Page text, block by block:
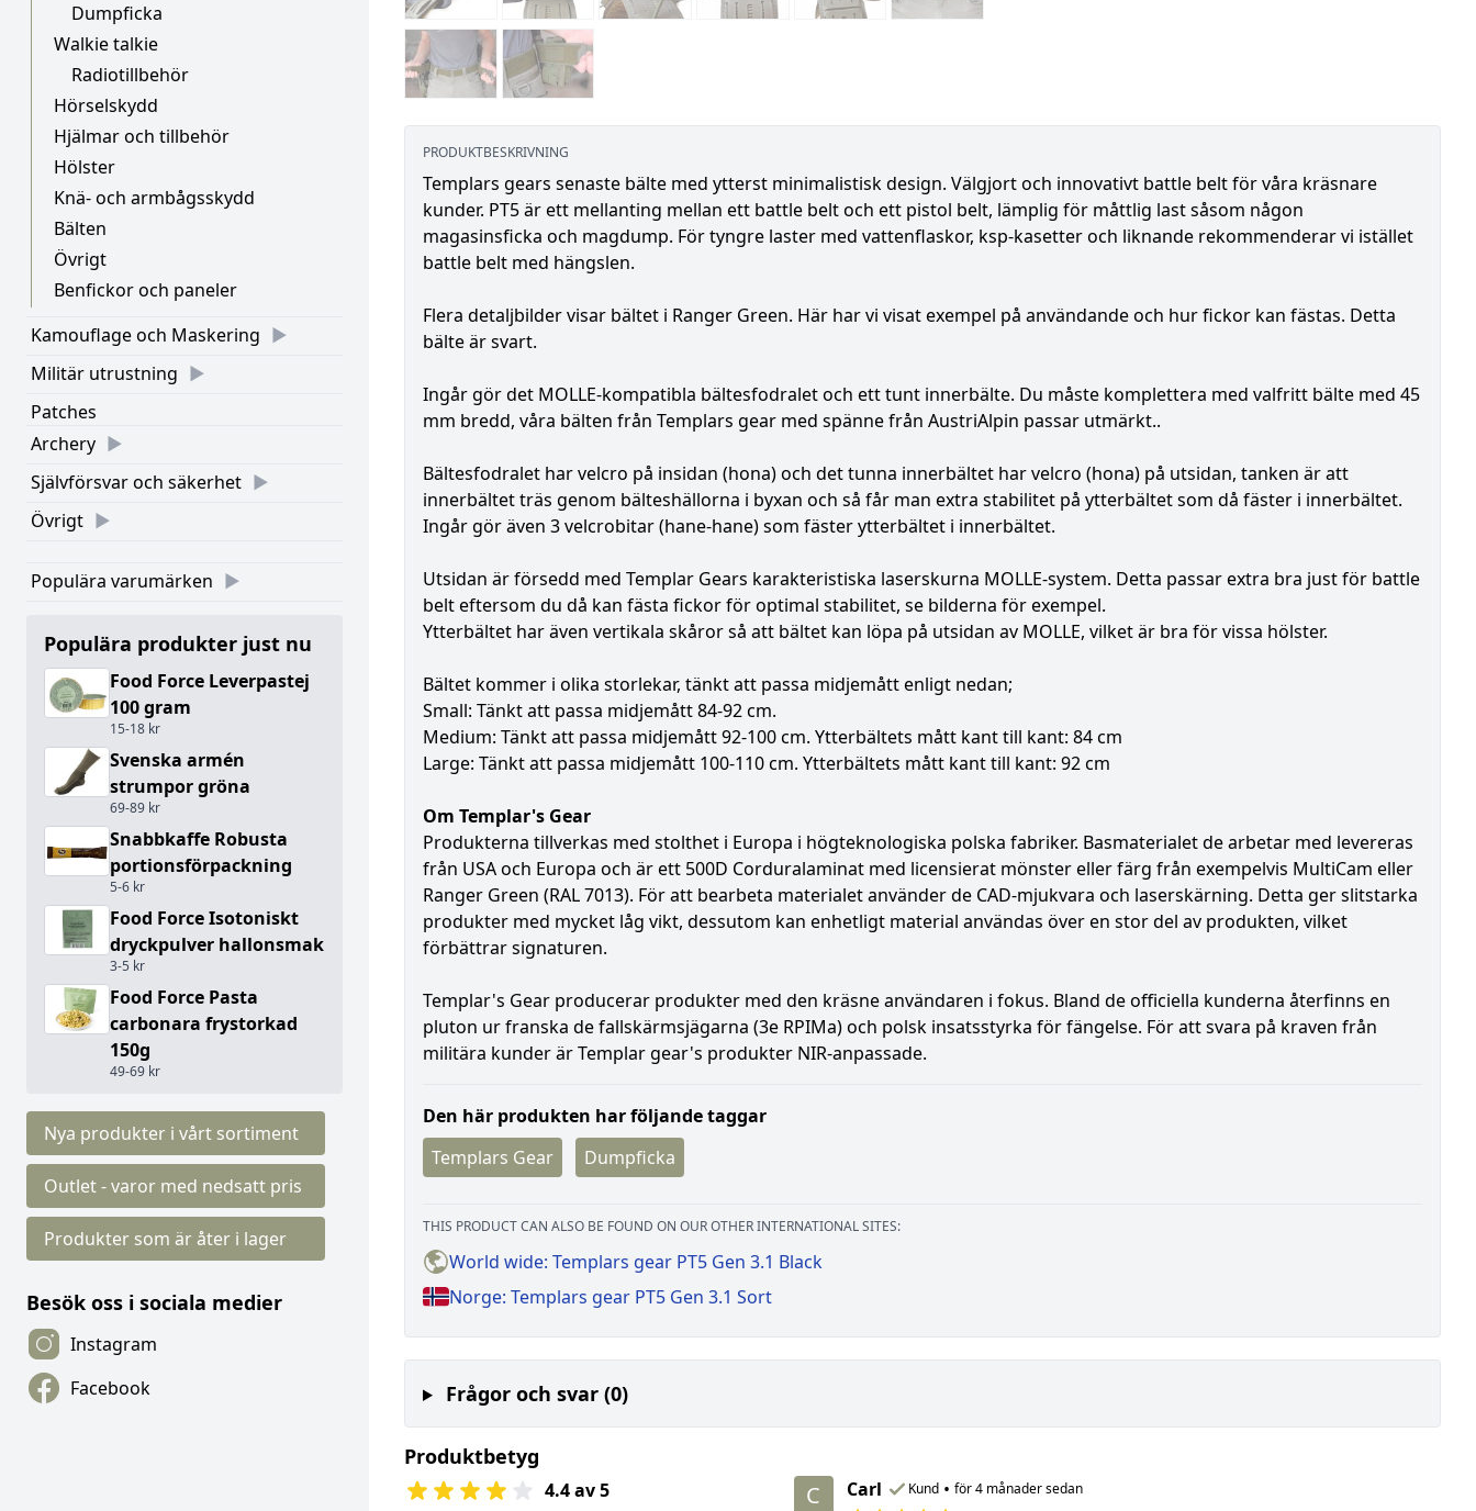
Dumpficka
Walkie talkie
Radiotillbehör
Hörselskydd
Hjälmar och tillbehör
Hölster
Knä- och armbågsskydd
Bälten
Övrigt
Benfickor och paneler
Kamouflage och Maskering
Militär utrustning
Patches
Archery
Självförsvar och säkerhet
Övrigt
Populära varumärken
Populära produkter just nu
Food Force Leverpastej
100 gram
15-18 kr
Svenska armén
strumpor gröna
69-89 kr
Snabbkaffe Robusta
portionsförpackning
5-6 kr
Food Force Isotoniskt
dryckpulver hallonsmak
3-5 kr
Food Force Pasta
carbonara frystorkad
150g
49-69 kr
Nya produkter i vårt sortiment
Outlet - varor med nedsatt pris
Produkter som är åter i lager
Besök oss i sociala medier
Instagram
Facebook
PRODUKTBESKRIVNING
Templars gears senaste bälte med ytterst minimalistisk design. Välgjort och innovativt battle belt för våra kräsnare
kunder. PT5 är ett mellanting mellan ett battle belt och ett pistol belt, lämplig för måttlig last såsom någon
magasinsficka och magdump. För tyngre laster med vattenflaskor, ksp-kasetter och liknande rekommenderar vi istället
battle belt med hängslen.
Flera detaljbilder visar bältet i Ranger Green. Här har vi visat exempel på användande och hur fickor kan fästas. Detta
bälte är svart.
Ingår gör det MOLLE-kompatibla bältesfodralet och ett tunt innerbälte. Du måste komplettera med valfritt bälte med 45
mm bredd, våra bälten från Templars gear med spänne från AustriAlpin passar utmärkt..
Bältesfodralet har velcro på insidan (hona) och det tunna innerbältet har velcro (hona) på utsidan, tanken är att
innerbältet träs genom bälteshällorna i byxan och så får man extra stabilitet på ytterbältet som då fäster i innerbältet.
Ingår gör även 3 velcrobitar (hane-hane) som fäster ytterbältet i innerbältet.
Utsidan är försedd med Templar Gears karakteristiska laserskurna MOLLE-system. Detta passar extra bra just för battle
belt eftersom du då kan fästa fickor för optimal stabilitet, se bilderna för exempel.
Ytterbältet har även vertikala skåror så att bältet kan löpa på utsidan av MOLLE, vilket är bra för vissa hölster.
Bältet kommer i olika storlekar, tänkt att passa midjemått enligt nedan;
Small: Tänkt att passa midjemått 84-92 cm.
Medium: Tänkt att passa midjemått 92-100 cm. Ytterbältets mått kant till kant: 84 cm
Large: Tänkt att passa midjemått 100-110 cm. Ytterbältets mått kant till kant: 92 cm
Om Templar's Gear
Produkterna tillverkas med stolthet i Europa i högteknologiska polska fabriker. Basmaterialet de arbetar med levereras
från USA och Europa och är ett 500D Corduralaminat med licensierat mönster eller färg från exempelvis MultiCam eller
Ranger Green (RAL 7013). För att bearbeta materialet använder de CAD-mjukvara och laserskärning. Detta ger slitstarka
produkter med mycket låg vikt, dessutom kan enhetligt material användas över en stor del av produkten, vilket
förbättrar signaturen.
Templar's Gear producerar produkter med den kräsne användaren i fokus. Bland de officiella kunderna återfinns en
pluton ur franska de fallskärmsjägarna (3e RPIMa) och polsk insatsstyrka för fängelse. För att svara på kraven från
militära kunder är Templar gear's produkter NIR-anpassade.
Den här produkten har följande taggar
Templars Gear
Dumpficka
THIS PRODUCT CAN ALSO BE FOUND ON OUR OTHER INTERNATIONAL SITES:
World wide: Templars gear PT5 Gen 3.1 Black
Norge: Templars gear PT5 Gen 3.1 Sort
Frågor och svar (0)
Produktbetyg
4.4 av 5 C Carl Kund • för 4 månader sedan